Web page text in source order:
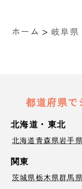
ホーム > 岐阜県
都道府県で
北海道・東北
北海道青森県岩手県
関東
茨城県栃木県群馬県